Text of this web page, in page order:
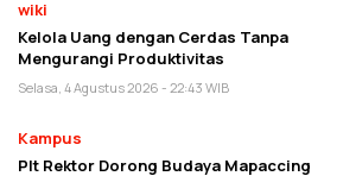
wiki
Kelola Uang dengan Cerdas Tanpa
Mengurangi Produktivitas
Selasa, 4 Agustus 2026 - 22:43 WIB
Kampus
Plt Rektor Dorong Budaya Mapaccing